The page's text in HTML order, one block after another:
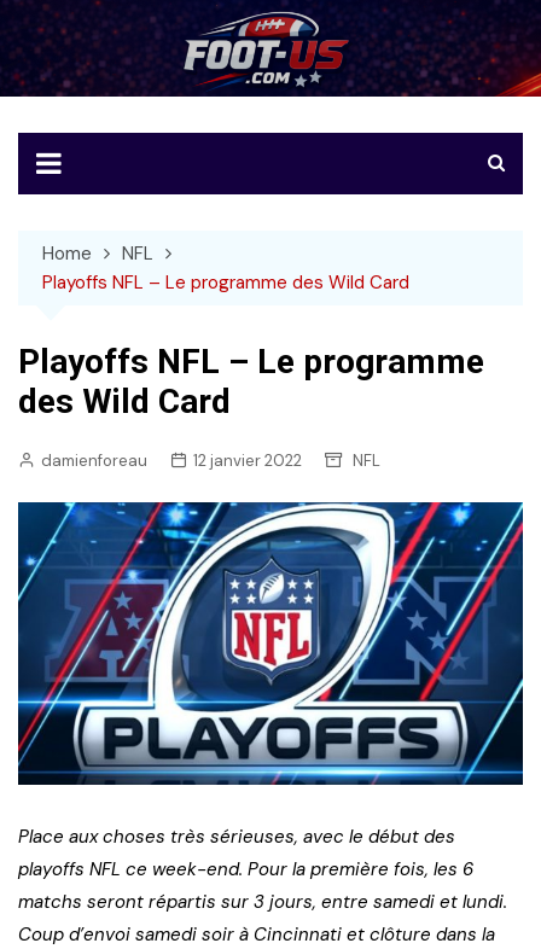
to
content
Foot-US
Le football américain en français
Home
NFL
Playoffs NFL – Le programme des Wild Card
Playoffs NFL – Le programme
des Wild Card
damienforeau 12 janvier 2022 NFL
Place aux choses très sérieuses, avec le début des
playoffs NFL ce week-end. Pour la première fois, les 6
matchs seront répartis sur 3 jours, entre samedi et lundi.
Coup d’envoi samedi soir à Cincinnati et clôture dans la